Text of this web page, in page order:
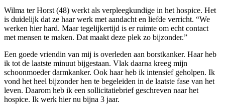
Wilma ter Horst (48) werkt als verpleegkundige in het hospice. Het
is duidelijk dat ze haar werk met aandacht en liefde verricht. “We
werken hier hard. Maar tegelijkertijd is er ruimte om echt contact
met mensen te maken. Dat maakt deze plek zo bijzonder.”
Een goede vriendin van mij is overleden aan borstkanker. Haar heb
ik tot de laatste minuut bijgestaan. Vlak daarna kreeg mijn
schoonmoeder darmkanker. Ook haar heb ik intensief geholpen. Ik
vond het heel bijzonder hen te begeleiden in de laatste fase van het
leven. Daarom heb ik een sollicitatiebrief geschreven naar het
hospice. Ik werk hier nu bijna 3 jaar.